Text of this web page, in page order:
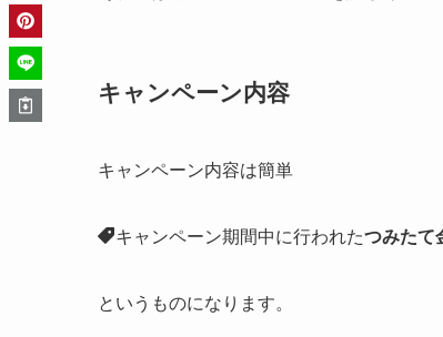
キャンペーン内容
キャンペーン内容は簡単
キャンペーン期間中に行われたつみたて
というものになります。